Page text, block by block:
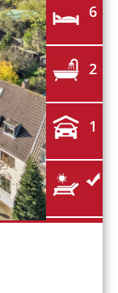
6
2
1